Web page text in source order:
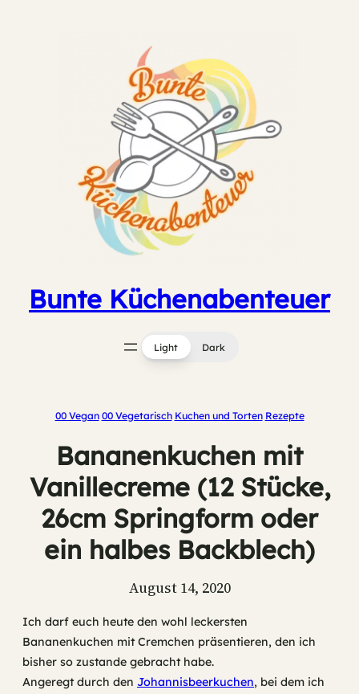
Bunte Küchenabenteuer
Light Dark
00 Vegan 00 Vegetarisch Kuchen und Torten Rezepte
Bananenkuchen mit
Vanillecreme (12 Stücke,
26cm Springform oder
ein halbes Backblech)
August 14, 2020
Ich darf euch heute den wohl leckersten
Bananenkuchen mit Cremchen präsentieren, den ich
bisher so zustande gebracht habe.
Angeregt durch den Johannisbeerkuchen, bei dem ich